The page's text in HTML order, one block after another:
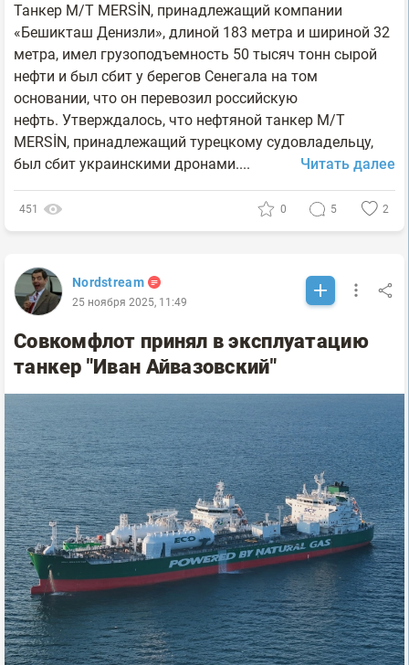
Танкер M/T MERSİN, принадлежащий компании
«Бешикташ Денизли», длиной 183 метра и шириной 32
метра, имел грузоподъемность 50 тысяч тонн сырой
нефти и был сбит у берегов Сенегала на том
основании, что он перевозил российскую
нефть. Утверждалось, что нефтяной танкер M/T
MERSİN, принадлежащий турецкому судовладельцу,
был сбит украинскими дронами....
Читать далее
451 0 5 2
Nordstream
25 ноября 2025, 11:49
Совкомфлот принял в эксплуатацию
танкер "Иван Айвазовский"